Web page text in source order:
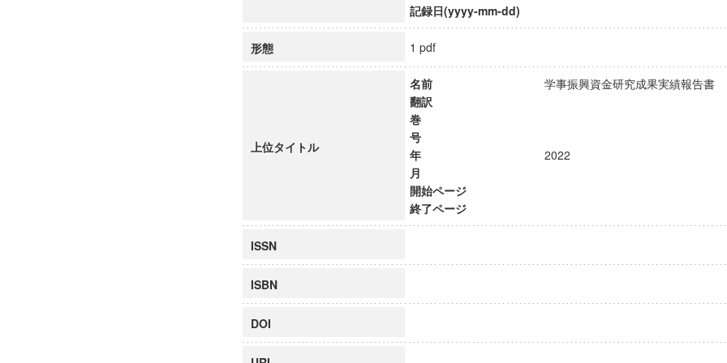
記録日(yyyy-mm-dd)
形態 1 pdf
上位タイトル
名前
学事振興資金研究成果実績報告
翻訳
巻
号
年
2022
月
開始ページ
終了ページ
ISSN
ISBN
DOI